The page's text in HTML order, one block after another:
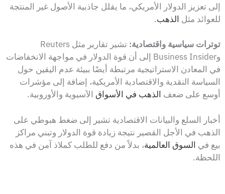
إلى تعزيز الدولار الأمريكي، ما يقلل جاذبية الأصول غير المنتجة
للعوائد مثل الذهب.
توترات سياسية واقتصادية:
تشير تقارير مثل Reuters
وBusiness Insider إلى أن قوة الدولار في مواجهة الانخفاضات
في المعادن الاستراتيجية مرتبطة أيضًا ببيئة عدم اليقين حول
السياسة النقدية والاقتصادية الأمريكية، إضافة إلى مؤشرات
أوسع على ضعف الذهب في الأسواق الآسيوية والأوروبية.
أخبار السلع والبيانات الاقتصادية تشير إلى ضغط هبوطي على
الذهب في الأجل القصير نتيجة زيادة قوة الدولار وتبني مراكز
بيع في السوق العالمية، بدلاً من دفع للطلب كملاذ آمن في هذه
اللحظة.